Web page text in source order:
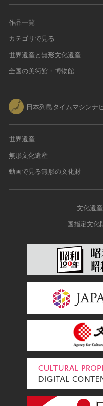
作品一覧
カテゴリで見る
世界遺産と無形文化遺産
全国の美術館・博物館
日本列島タイムマシンナ
世界遺産
無形文化遺産
動画で見る無形の文化財
文化遺
国指定文化